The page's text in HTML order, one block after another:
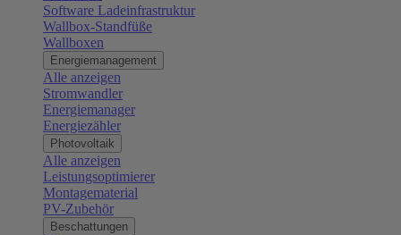
Software Ladeinfrastruktur
Wallbox-Standfüße
Wallboxen
Energiemanagement
Alle anzeigen
Stromwandler
Energiemanager
Energiezähler
Photovoltaik
Alle anzeigen
Leistungsoptimierer
Montagematerial
PV-Zubehör
Beschattungen